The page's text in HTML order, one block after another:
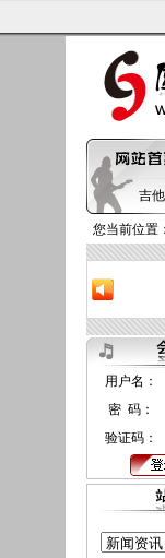
吉
您当前位置：
用户名：
密 码：
验证码：